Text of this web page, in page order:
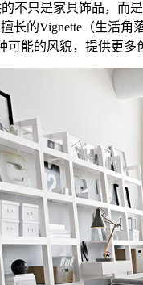
不只是家具饰品，而
长的Vignette（生活角
可能的风貌，提供更多